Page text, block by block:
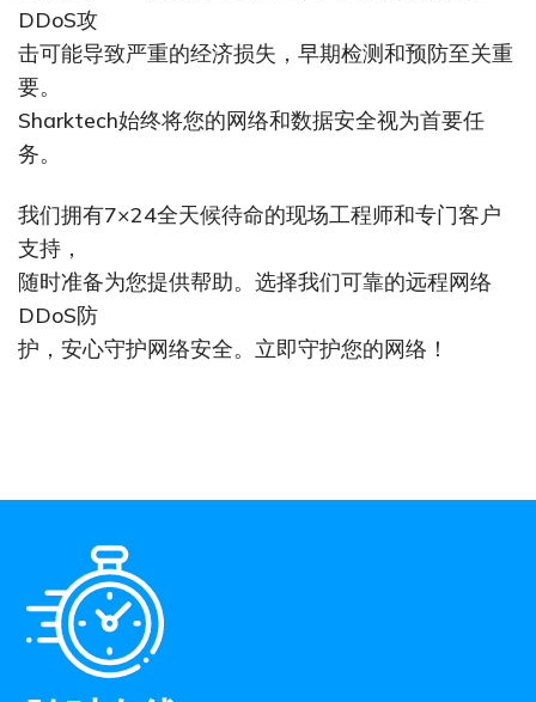
DDoS攻
击可能导致严重的经济损失，早期检测和预防至关重
要。
Sharktech始终将您的网络和数据安全视为首要任
务。
我们拥有7×24全天候待命的现场工程师和专门客户
支持，
随时准备为您提供帮助。选择我们可靠的远程网络
DDoS防
护，安心守护网络安全。立即守护您的网络！